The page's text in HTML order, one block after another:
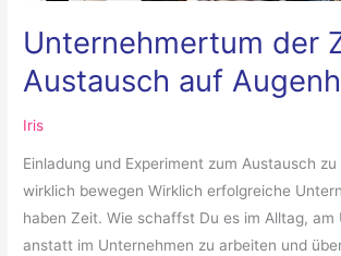
Unternehmertum der
Austausch auf
Iris
Einladung und Experiment zum Austausch
wirklich bewegen Wirklich erfolgreiche
haben Zeit. Wie schaffst Du es im Alltag, am
anstatt im Unternehmen zu arbeiten und